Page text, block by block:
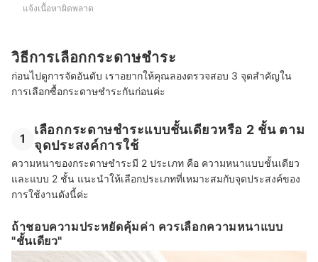
แจ้งเนื้อหาผิดพลาด
วิธีการเลือกกระดาษชำระ
ก่อนไปดูการจัดอันดับ เราอยากให้คุณลองตรวจสอบ 3 จุดสำคัญใน
การเลือกซื้อกระดาษชำระกันก่อนค่ะ
1
เลือกกระดาษชำระแบบชั้นเดียวหรือ 2 ชั้น ตาม
จุดประสงค์การใช้
ความหนาของกระดาษชำระมี 2 ประเภท คือ ความหนาแบบชั้นเดียว
และแบบ 2 ชั้น แนะนำให้เลือกประเภทที่เหมาะสมกับจุดประสงค์ของ
การใช้งานดังนี้ค่ะ
ถ้าชอบความประหยัดคุ้มค่า ควรเลือกความหนาแบบ
"ชั้นเดียว"